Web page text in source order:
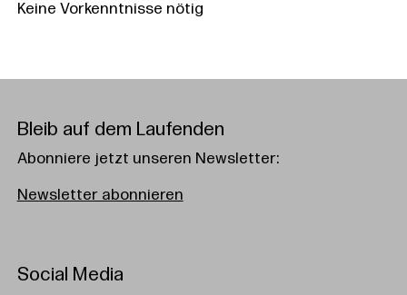
Keine Vorkenntnisse nötig
Bleib auf dem Laufenden
Abonniere jetzt unseren Newsletter:
Newsletter abonnieren
Social Media